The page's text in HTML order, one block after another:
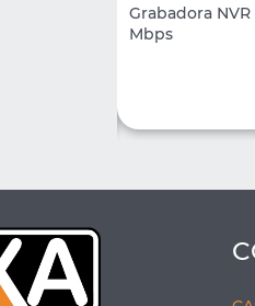
Grabadora
Mbps